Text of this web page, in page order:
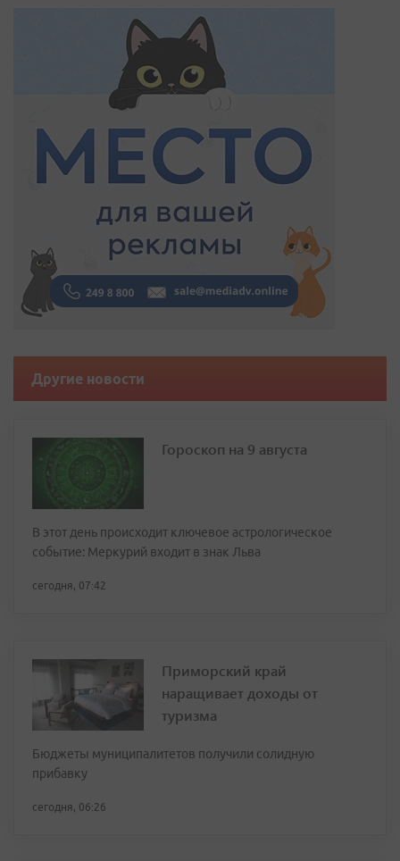
Другие новости
Гороскоп на 9 августа
В этот день происходит ключевое астрологическое
событие: Меркурий входит в знак Льва
сегодня, 07:42
Приморский край
наращивает доходы от
туризма
Бюджеты муниципалитетов получили солидную
прибавку
сегодня, 06:26